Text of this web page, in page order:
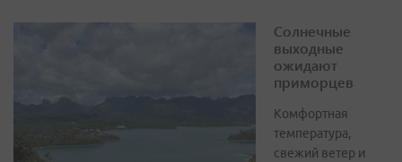
Солнечные
выходные
ожидают
приморцев
Комфортная
температура,
свежий ветер и